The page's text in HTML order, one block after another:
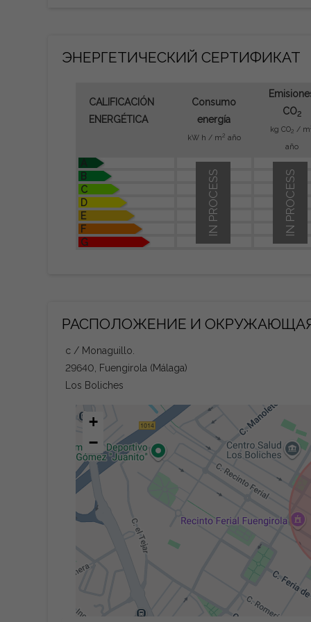
ЭНЕРГЕТИЧЕСКИЙ СЕРТИФИКАТ
CALIFICACIÓN
ENERGÉTICA
Consumo
energía
kW h / m2 año
CO2
kg CO2 / m
año
A
B
C
D
E
F
G
IN PROCESS
IN PROCESS
РАСПОЛОЖЕНИЕ И
c / Monaguillo.
29640, Fuengirola (Málaga)
Los Boliches
+
−